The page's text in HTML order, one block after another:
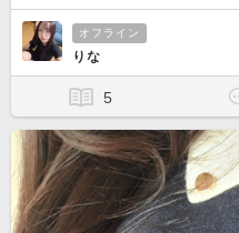
オフライン
りな
5